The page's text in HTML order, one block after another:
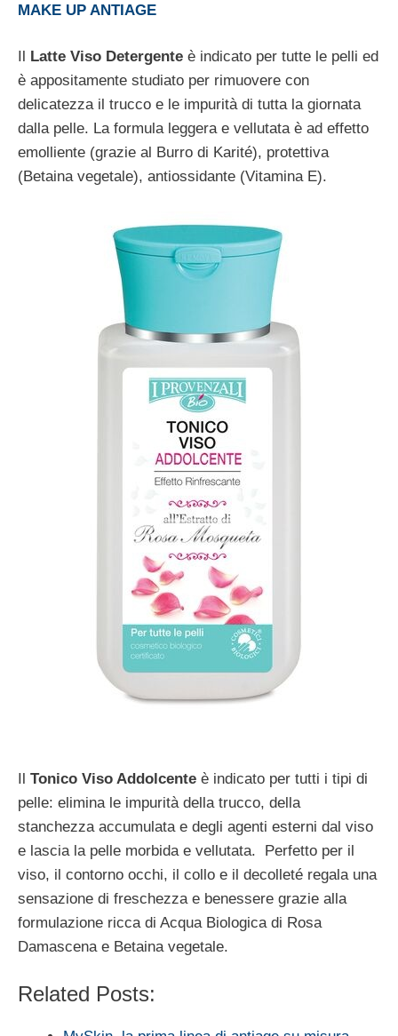
MAKE UP ANTIAGE
Latte Viso Detergente è indicato per tutte le pelli ed
è appositamente studiato per rimuovere con
delicatezza il trucco e le impurità di tutta la giornata
dalla pelle. La formula leggera e vellutata è ad effetto
emolliente (grazie al Burro di Karité), protettiva
(Betaina vegetale), antiossidante (Vitamina E).
Tonico Viso Addolcente è indicato per tutti i tipi di
pelle: elimina le impurità della trucco, della
stanchezza accumulata e degli agenti esterni dal viso
e lascia la pelle morbida e vellutata. Perfetto per il
viso, il contorno occhi, il collo e il decolleté regala una
sensazione di freschezza e benessere grazie alla
formulazione ricca di Acqua Biologica di Rosa
Damascena e Betaina vegetale.
Related Posts: